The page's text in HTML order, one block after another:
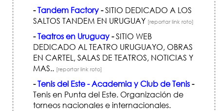
-Tandem Factory-SITIO DEDICADO A LOS
SALTOS TANDEM EN URUGUAY [reportar link roto]
-Teatros en Uruguay-SITIO WEB
DEDICADO AL TEATRO URUGUAYO, OBRAS
EN CARTEL, SALAS DE TEATROS, NOTICIAS Y
MAS.. [reportar link roto]
-Tenis del Este - Academia y Club de Tenis-
Tenis en Punta del Este. Organización de
torneos nacionales e internacionales.